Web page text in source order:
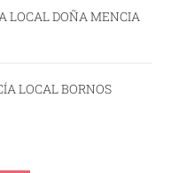
LOCAL DOÑA MENCIA
LOCAL BORNOS